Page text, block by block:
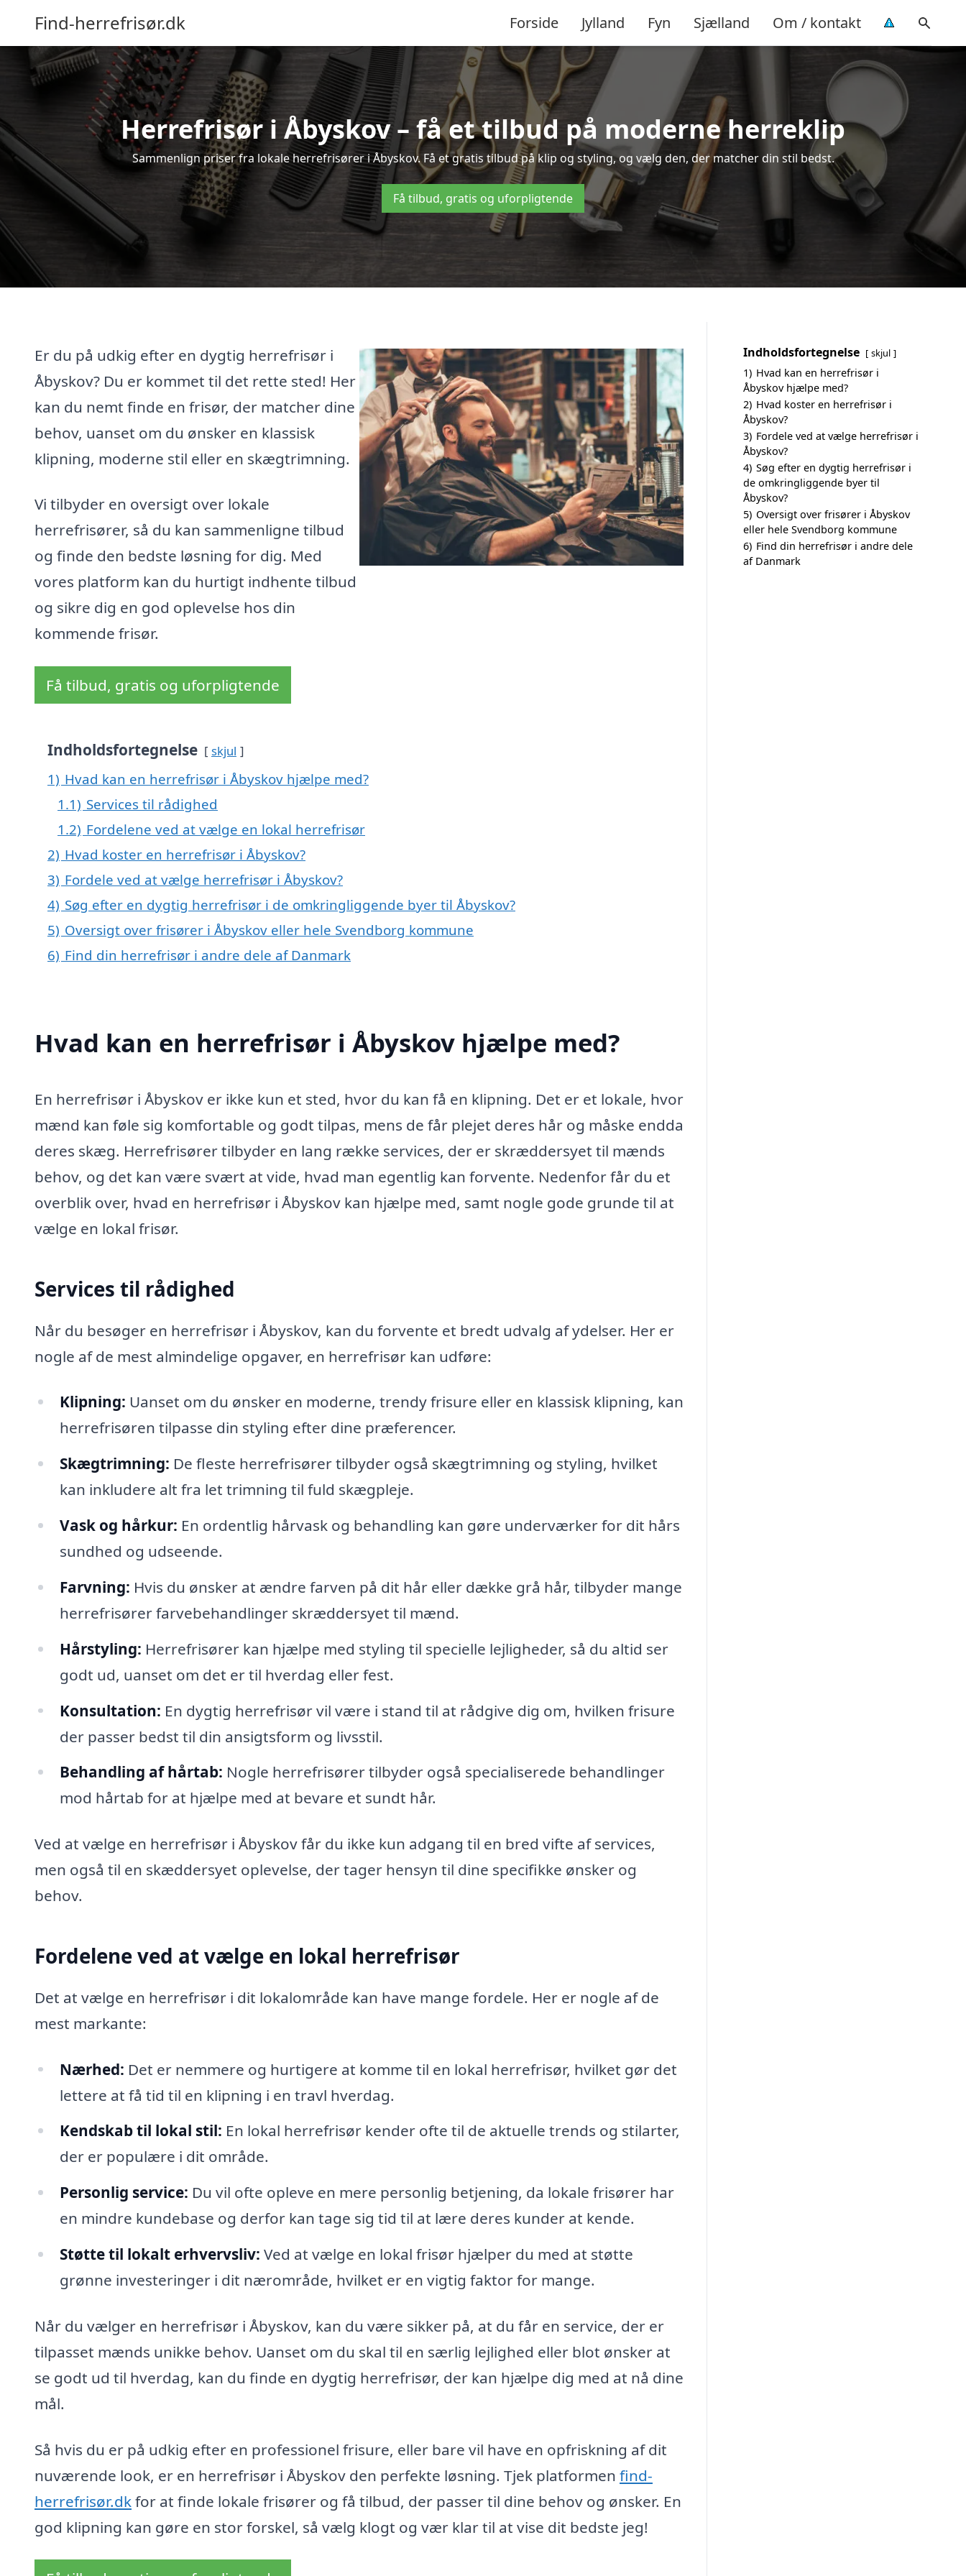
Find-herrefrisør.dk Forside Jylland Fyn Sjælland Om / kontakt
Herrefrisør i Åbyskov – få et tilbud på moderne herreklip
Sammenlign priser fra lokale herrefrisører i Åbyskov. Få et gratis tilbud på klip og styling, og vælg den, der matcher din stil bedst.
Få tilbud, gratis og uforpligtende
Er du på udkig efter en dygtig herrefrisør i
Åbyskov? Du er kommet til det rette sted! Her
kan du nemt finde en frisør, der matcher dine
behov, uanset om du ønsker en klassisk
klipning, moderne stil eller en skægtrimning.
Vi tilbyder en oversigt over lokale
herrefrisører, så du kan sammenligne tilbud
og finde den bedste løsning for dig. Med
vores platform kan du hurtigt indhente tilbud
og sikre dig en god oplevelse hos din
kommende frisør.
Få tilbud, gratis og uforpligtende
Indholdsfortegnelse skjul
1) Hvad kan en herrefrisør i Åbyskov hjælpe med?
1.1) Services til rådighed
1.2) Fordelene ved at vælge en lokal herrefrisør
2) Hvad koster en herrefrisør i Åbyskov?
3) Fordele ved at vælge herrefrisør i Åbyskov?
4) Søg efter en dygtig herrefrisør i de omkringliggende byer til Åbyskov?
5) Oversigt over frisører i Åbyskov eller hele Svendborg kommune
6) Find din herrefrisør i andre dele af Danmark
Hvad kan en herrefrisør i Åbyskov hjælpe med?
En herrefrisør i Åbyskov er ikke kun et sted, hvor du kan få en klipning. Det er et lokale, hvor
mænd kan føle sig komfortable og godt tilpas, mens de får plejet deres hår og måske endda
deres skæg. Herrefrisører tilbyder en lang række services, der er skræddersyet til mænds
behov, og det kan være svært at vide, hvad man egentlig kan forvente. Nedenfor får du et
overblik over, hvad en herrefrisør i Åbyskov kan hjælpe med, samt nogle gode grunde til at
vælge en lokal frisør.
Services til rådighed
Når du besøger en herrefrisør i Åbyskov, kan du forvente et bredt udvalg af ydelser. Her er
nogle af de mest almindelige opgaver, en herrefrisør kan udføre:
Klipning: Uanset om du ønsker en moderne, trendy frisure eller en klassisk klipning, kan
herrefrisøren tilpasse din styling efter dine præferencer.
Skægtrimning: De fleste herrefrisører tilbyder også skægtrimning og styling, hvilket
kan inkludere alt fra let trimning til fuld skægpleje.
Vask og hårkur: En ordentlig hårvask og behandling kan gøre underværker for dit hårs
sundhed og udseende.
Farvning: Hvis du ønsker at ændre farven på dit hår eller dække grå hår, tilbyder mange
herrefrisører farvebehandlinger skræddersyet til mænd.
Hårstyling: Herrefrisører kan hjælpe med styling til specielle lejligheder, så du altid ser
godt ud, uanset om det er til hverdag eller fest.
Konsultation: En dygtig herrefrisør vil være i stand til at rådgive dig om, hvilken frisure
der passer bedst til din ansigtsform og livsstil.
Behandling af hårtab: Nogle herrefrisører tilbyder også specialiserede behandlinger
mod hårtab for at hjælpe med at bevare et sundt hår.
Ved at vælge en herrefrisør i Åbyskov får du ikke kun adgang til en bred vifte af services,
men også til en skæddersyet oplevelse, der tager hensyn til dine specifikke ønsker og
behov.
Fordelene ved at vælge en lokal herrefrisør
Det at vælge en herrefrisør i dit lokalområde kan have mange fordele. Her er nogle af de
mest markante:
Nærhed: Det er nemmere og hurtigere at komme til en lokal herrefrisør, hvilket gør det
lettere at få tid til en klipning i en travl hverdag.
Kendskab til lokal stil: En lokal herrefrisør kender ofte til de aktuelle trends og stilarter,
der er populære i dit område.
Personlig service: Du vil ofte opleve en mere personlig betjening, da lokale frisører har
en mindre kundebase og derfor kan tage sig tid til at lære deres kunder at kende.
Støtte til lokalt erhvervsliv: Ved at vælge en lokal frisør hjælper du med at støtte
grønne investeringer i dit nærområde, hvilket er en vigtig faktor for mange.
Når du vælger en herrefrisør i Åbyskov, kan du være sikker på, at du får en service, der er
tilpasset mænds unikke behov. Uanset om du skal til en særlig lejlighed eller blot ønsker at
se godt ud til hverdag, kan du finde en dygtig herrefrisør, der kan hjælpe dig med at nå dine
mål.
Så hvis du er på udkig efter en professionel frisure, eller bare vil have en opfriskning af dit
nuværende look, er en herrefrisør i Åbyskov den perfekte løsning. Tjek platformen find-
herrefrisør.dkfor at finde lokale frisører og få tilbud, der passer til dine behov og ønsker. En
god klipning kan gøre en stor forskel, så vælg klogt og vær klar til at vise dit bedste jeg!
Indholdsfortegnelse skjul
1) Hvad kan en herrefrisør i
Åbyskov hjælpe med?
2) Hvad koster en herrefrisør i
Åbyskov?
3) Fordele ved at vælge herrefrisør i
Åbyskov?
4) Søg efter en dygtig herrefrisør i
de omkringliggende byer til
Åbyskov?
5) Oversigt over frisører i Åbyskov
eller hele Svendborg kommune
6) Find din herrefrisør i andre dele
af Danmark